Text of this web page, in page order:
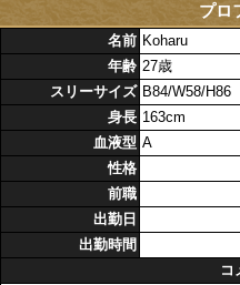
プロ
名前 Koharu
年齢 27歳
スリーサイズ B84/W58/H86
身長 163cm
血液型 A
性格
前職
出勤日
出勤時間
コ